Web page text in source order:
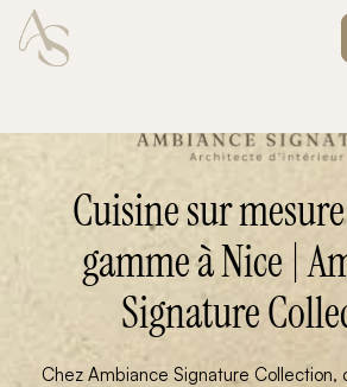
Cuisine sur
gamme à Nice |
Signature
Chez Ambiance Signature Collection,